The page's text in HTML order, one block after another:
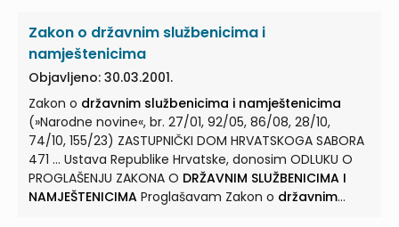
daljnjem tekstu: Etički kodeks), uređuju se pravila ...
ponašanja, komunikacija i ostali standardi u državnoj
službi. (2) Etičkim kodeksom također se utvrđuju etička
načela u skladu s kojima se
namještenici... Odredbe Etičkog kodeksa primjenjuju
se nadržavne službenike i namještenikeu tijelima
državne uprave, pravosudnim tijelima, kaznenim
tijelima, stručnoj ...
Zakon o državnim službenicima i
namještenicima
Objavljeno: 30.03.2001.
Zakon o državnim službenicima i namještenicima
(»Narodne novine«, br. 27/01, 92/05, 86/08, 28/10,
74/10, 155/23) ZASTUPNIČKI DOM HRVATSKOGA SABORA
471 ... Ustava Republike Hrvatske, donosim ODLUKU O
PROGLAŠENJU ZAKONA O DRŽAVNIM SLUŽBENICIMA I
NAMJEŠTENICIMA Proglašavam Zakon o državnim